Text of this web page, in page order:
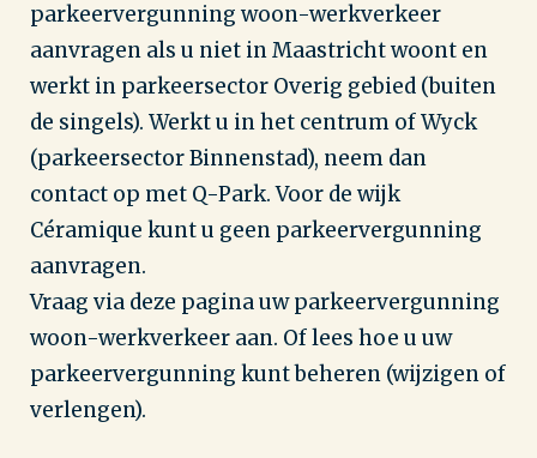
parkeervergunning woon-werkverkeer
aanvragen als u niet in Maastricht woont en
werkt in parkeersector Overig gebied (buiten
de singels). Werkt u in het centrum of Wyck
(parkeersector Binnenstad), neem dan
contact op met Q-Park. Voor de wijk
Céramique kunt u geen parkeervergunning
aanvragen.
Vraag via deze pagina uw parkeervergunning
woon-werkverkeer aan. Of lees hoe u uw
parkeervergunning kunt beheren (wijzigen of
verlengen).